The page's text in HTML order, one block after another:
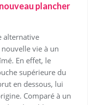
plancher
alternative
vie à un
En effet, le
supérieure du
en dessous, lui
Comparé à un